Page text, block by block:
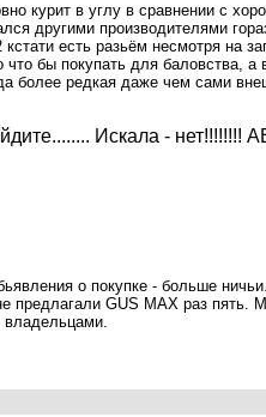
курит в углу в сравнении с
другими производителями
есть разьём несмотря на
бы покупать для баловства,
более редкая даже чем сами
Искала - нет!!!!!!!!
о покупке - больше
предлагали GUS MAX раз пять.
владельцами.